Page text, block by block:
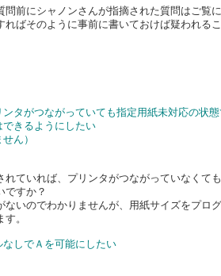
問前にシャノンさんが指摘された質問はご覧
ばそのように事前に書いておけば疑われる
ンタがつながっていても指定用紙未対応の状
きるようにしたい
ん）
れていれば、プリンタがつながっていなくて
ですか？
いのでわかりませんが、用紙サイズをプロ
。
しでＡを可能にしたい